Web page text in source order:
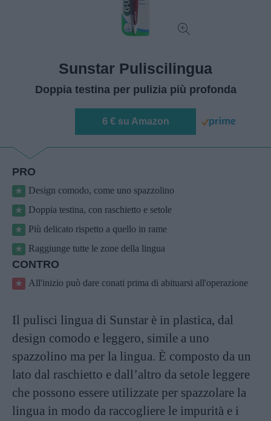
Sunstar Puliscilingua
Doppia testina per pulizia più profonda
6 € su Amazon
PRO
Design comodo, come uno spazzolino
Doppia testina, con raschietto e setole
Più delicato rispetto a quello in rame
Raggiunge tutte le zone della lingua
CONTRO
All'inizio può dare conati prima di abituarsi all'operazione
Il pulisci lingua di Sunstar è in plastica, dal
design comodo e leggero, simile a uno
spazzolino ma per la lingua. È composto da un
lato dal raschietto e dall’altro da setole leggere
che possono essere utilizzate per spazzolare la
lingua in modo da raccogliere le impurità e i